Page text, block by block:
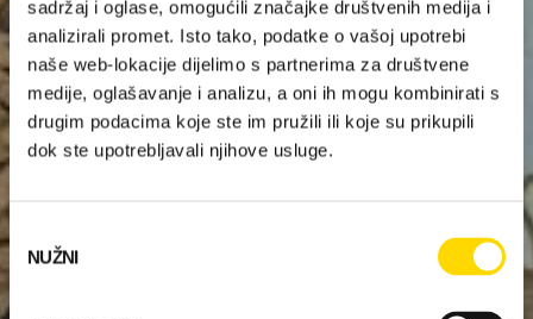
sadržaj i oglase, omogućili značajke društvenih medija i
analizirali promet. Isto tako, podatke o vašoj upotrebi
naše web-lokacije dijelimo s partnerima za društvene
medije, oglašavanje i analizu, a oni ih mogu kombinirati s
drugim podacima koje ste im pružili ili koje su prikupili
dok ste upotrebljavali njihove usluge.
Odabir
pristanka
NUŽNI